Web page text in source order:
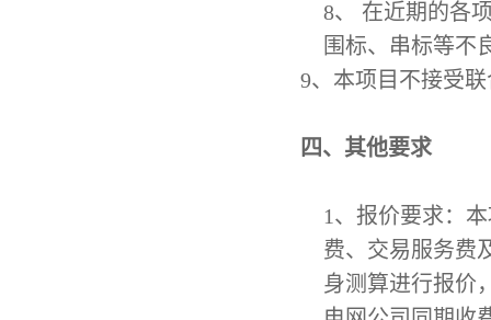
8、
在近期的各
围标、串标等不
9、 本项目不接受
四、其他要求
1 、 报价要求：
费、交易服务费
身测算进行报价